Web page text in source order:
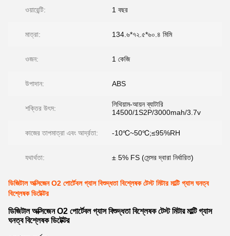
ওয়ারেন্টি: 1 বছর
মাত্রা: 134.৬*৭২.৫*৬০.৪ মিমি
ওজন: 1 কেজি
উপাদান: ABS
শক্তির উৎস:
লিথিয়াম-আয়ন ব্যাটারি
14500/1S2P/3000mah/3.7v
কাজের তাপমাত্রা এবং আর্দ্রতা: -10℃~50℃;≤95%RH
যথার্থতা: ± 5% FS (সেন্সর দ্বারা নির্ধারিত)
ডিজিটাল অক্সিজেন O2 পোর্টেবল গ্যাস বিশুদ্ধতা বিশ্লেষক টেস্ট মিটার মাল্টি গ্যাস ঘনত্ব
বিশ্লেষক ডিটেক্টর
ডিজিটাল অক্সিজেন O2 পোর্টেবল গ্যাস বিশুদ্ধতা বিশ্লেষক টেস্ট মিটার মাল্টি গ্যাস
ঘনত্ব বিশ্লেষক ডিটেক্টর